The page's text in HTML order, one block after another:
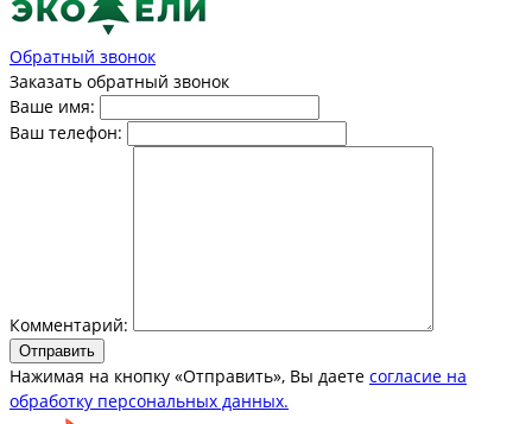
Обратный звонок
Заказать обратный звонок
Ваше имя:
Ваш телефон:
Комментарий:
Отправить
Нажимая на кнопку «Отправить», Вы даете согласие на
обработку персональных данных.